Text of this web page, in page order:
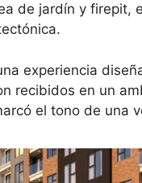
de jardín y firepit,
experiencia
recibidos en un
el tono de una